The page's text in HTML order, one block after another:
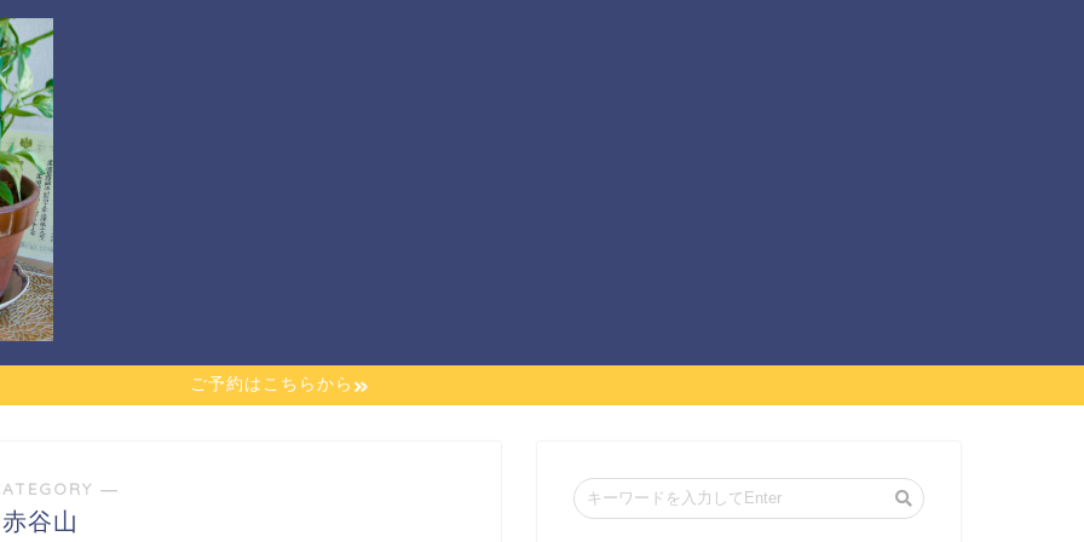
ご予約はこちらから
―
赤谷山